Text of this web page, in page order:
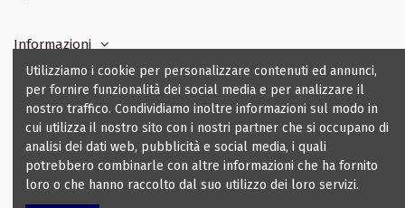
Informazioni
I nostri contatti
©2024 NewLogiService sooc. coop. - tutti i diritti sono riservati
Utilizziamo i cookie per personalizzare contenuti ed annunci,
per fornire funzionalità dei social media e per analizzare il
nostro traffico. Condividiamo inoltre informazioni sul modo in
cui utilizza il nostro sito con i nostri partner che si occupano di
analisi dei dati web, pubblicità e social media, i quali
potrebbero combinarle con altre informazioni che ha fornito
loro o che hanno raccolto dal suo utilizzo dei loro servizi.